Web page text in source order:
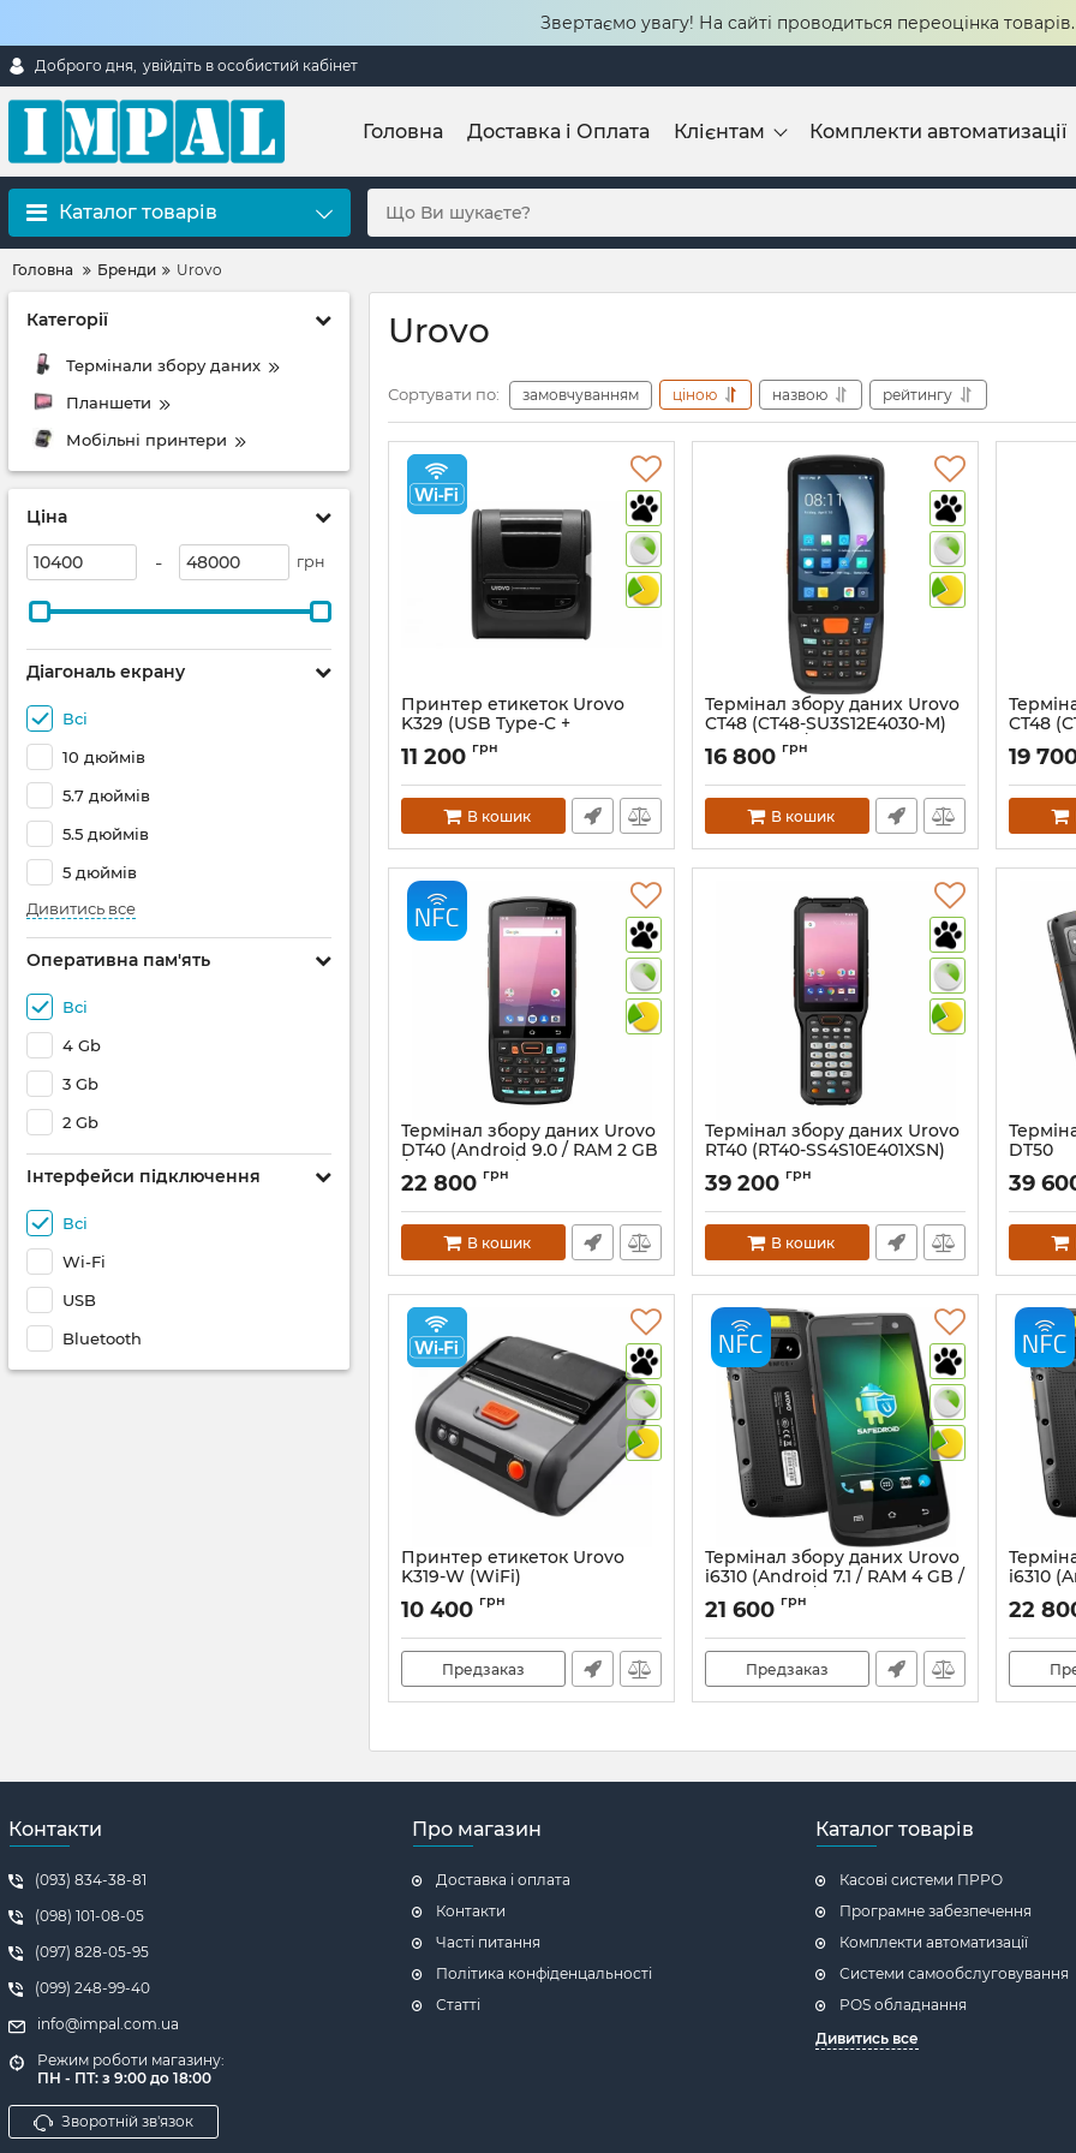
Звертаємо увагу! На сайті проводиться переоцінка товарів.
Доброго дня, увійдіть в особистий кабінет
Головна Доставка і Оплата Клієнтам Комплекти автоматизації
Каталог товарів
Головна Бренди Urovo
Категорії
Термінали збору даних
Планшети
Мобільні принтери
Ціна
- грн
Діагональ екрану
Всі
10 дюймів
5.7 дюймів
5.5 дюймів
5 дюймів
Дивитись все
Оперативна пам'ять
Всі
4 Gb
3 Gb
2 Gb
Інтерфейси підключення
Всі
Wi-Fi
USB
Bluetooth
Urovo
Сортувати по: замовчуванням ціною назвою рейтингу
Принтер етикеток Urovo
K329 (USB Type-C +
Bluetooth + WiFi )
Артикул:
11 200 грн
В кошик
Термінал збору даних Urovo
CT48 (CT48-SU3S12E4030-M)
(RAM 2 GB / ROM 32 GB,
Bluetooth + Wi-Fi + NFC + 4G
+ GPS)
Артикул:
16 800 грн
В кошик
CT48
(RAM
+ GPS)
Артикул:
19
Термінал збору даних Urovo
DT40 (Android 9.0 / RAM 2 GB
/ ROM 16 GB / NFC)
Артикул:312
22 800 грн
В кошик
Термінал збору даних Urovo
RT40 (RT40-SS4S10E401XSN)
Артикул:774
39 200 грн
В кошик
DT50
Артикул:
39
Принтер етикеток Urovo
K319-W (WiFi)
Артикул:475
10 400 грн
Предзаказ
Термінал збору даних Urovo
i6310 (Android 7.1 / RAM 4 GB /
ROM 64 GB / NFC)
Артикул:775
21 600 грн
Предзаказ
i6310
ROM
Артикул:
22
Контакти
(093) 834-38-81
(098) 101-08-05
(097) 828-05-95
(099) 248-99-40
info@impal.com.ua
Режим роботи магазину:
ПН - ПТ: з 9:00 до 18:00
Зворотній зв'язок
Про магазин
Доставка і оплата
Контакти
Часті питання
Політика конфіденцальності
Статті
Каталог товарів
Касові системи ПРРО
Програмне забезпечення
Комплекти автоматизації
Системи самообслуговування
POS обладнання
Дивитись все